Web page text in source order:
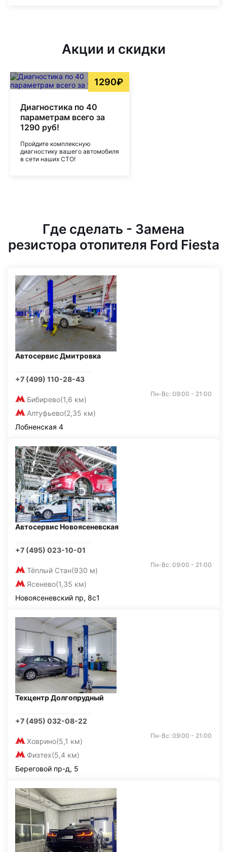
Акции и скидки
1290₽
Диагностика по 40
параметрам всего за
1290 руб!
Пройдите комплексную
диагностику вашего автомобиля
в сети наших СТО!
Где сделать - Замена
резистора отопителя Ford Fiesta
Автосервис Дмитровка
+7 (499) 110-28-43
Бибирево(1,6 км)
Алтуфьево(2,35 км)
Пн-Вс: 09:00 - 21:00
Лобненская 4
Автосервис Новоясеневская
+7 (495) 023-10-01
Тёплый Стан(930 м)
Ясенево(1,35 км)
Пн-Вс: 09:00 - 21:00
Новоясеневский пр, 8с1
Техцентр Долгопрудный
+7 (495) 032-08-22
Ховрино(5,1 км)
Физтех(5,4 км)
Пн-Вс: 09:00 - 21:00
Береговой пр-д, 5